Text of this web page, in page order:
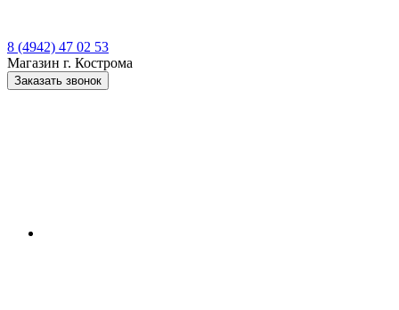
8 (4942) 47 02 53
Магазин г. Кострома
Заказать звонок